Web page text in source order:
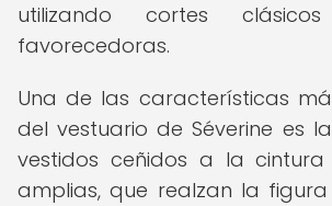
utilizando cortes
favorecedoras.
Una de las características
del vestuario de Séverine es
vestidos ceñidos a la
amplias, que realzan la